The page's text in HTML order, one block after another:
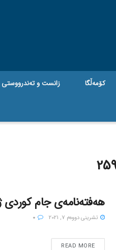
کۆمەڵگا زانست و تەندرووستی
هەفتەنامەی جام کوردی
تشرینی دووه‌م 7, 2021
READ MORE